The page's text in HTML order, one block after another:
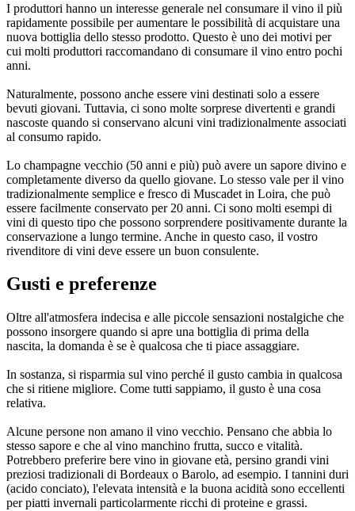
I produttori hanno un interesse generale nel consumare il vino il più
rapidamente possibile per aumentare le possibilità di acquistare una
nuova bottiglia dello stesso prodotto. Questo è uno dei motivi per
cui molti produttori raccomandano di consumare il vino entro pochi
anni.
Naturalmente, possono anche essere vini destinati solo a essere
bevuti giovani. Tuttavia, ci sono molte sorprese divertenti e grandi
nascoste quando si conservano alcuni vini tradizionalmente associati
al consumo rapido.
Lo champagne vecchio (50 anni e più) può avere un sapore divino e
completamente diverso da quello giovane. Lo stesso vale per il vino
tradizionalmente semplice e fresco di Muscadet in Loira, che può
essere facilmente conservato per 20 anni. Ci sono molti esempi di
vini di questo tipo che possono sorprendere positivamente durante la
conservazione a lungo termine. Anche in questo caso, il vostro
rivenditore di vini deve essere un buon consulente.
Gusti e preferenze
Oltre all'atmosfera indecisa e alle piccole sensazioni nostalgiche che
possono insorgere quando si apre una bottiglia di prima della
nascita, la domanda è se è qualcosa che ti piace assaggiare.
In sostanza, si risparmia sul vino perché il gusto cambia in qualcosa
che si ritiene migliore. Come tutti sappiamo, il gusto è una cosa
relativa.
Alcune persone non amano il vino vecchio. Pensano che abbia lo
stesso sapore e che al vino manchino frutta, succo e vitalità.
Potrebbero preferire bere vino in giovane età, persino grandi vini
preziosi tradizionali di Bordeaux o Barolo, ad esempio. I tannini duri
(acido conciato), l'elevata intensità e la buona acidità sono eccellenti
per piatti invernali particolarmente ricchi di proteine e grassi.